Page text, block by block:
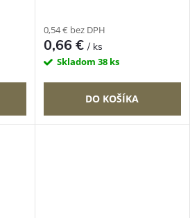
0,54 € bez DPH
0,66 €/ ks
Skladom 38 ks
DO KOŠÍKA